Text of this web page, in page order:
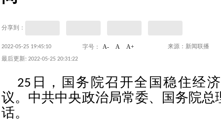
分享到：
2022-05-25 19:45:10 字号： A- A A+ 来源：新闻联播
最后更新: 2022-05-25 20:31:22
25日，国务院召开全国稳住经
议。中共中央政治局常委、国务院总
话。